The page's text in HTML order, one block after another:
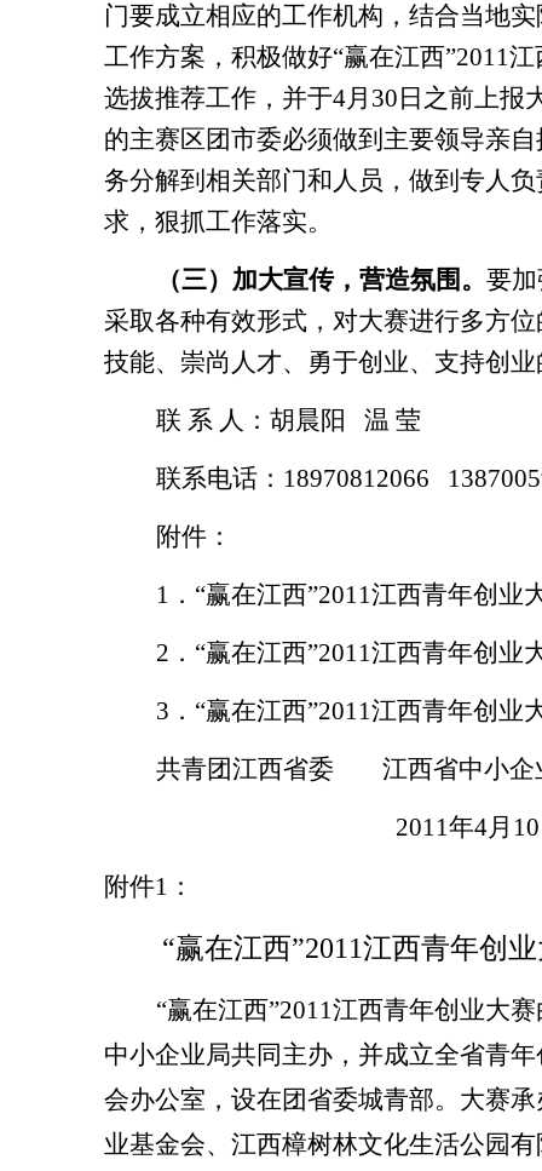
门要成立相应的工作机构，结合当地
工作方案，积极做好“赢在江西”2011江
选拔推荐工作，并于4月 30 日之前上报
的主赛区团市委必须做到主要领导亲
务分解到相关部门和人员，做到专人
求，狠抓工作落实。
（三）加大宣传，营造氛围。 要
采取各种有效形式，对大赛进行多方
技能、崇尚人才、勇于创业、支持创
联 系 人：胡晨阳
温 莹
联系电话： 18970812066
附件：
1 ．“赢在江西”2011江西青年创业
2 ．“赢在江西”2011江西青年创业
3 ．“赢在江西”2011江西青年创业
共青团江西省委
江西省中小企
2011年4月 10
附件1 ：
“赢在江西”2011江西青年创
“赢在江西”2011江西青年创业大
中小企业局共同主办，并成立全省青
会办公室，设在团省委城青部。大赛
业基金会、江西樟树林文化生活公园